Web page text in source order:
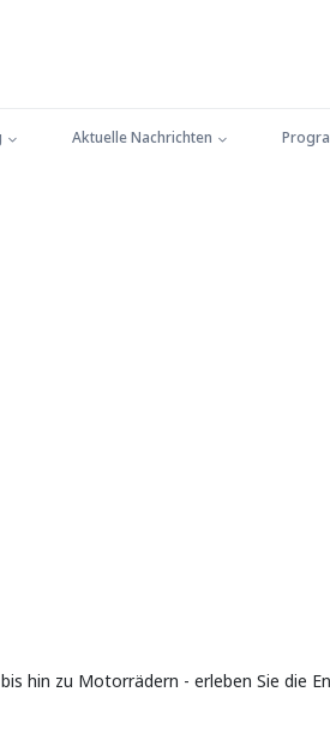
Aktuelle Nachrichten
hin zu Motorrädern - erleben Sie die